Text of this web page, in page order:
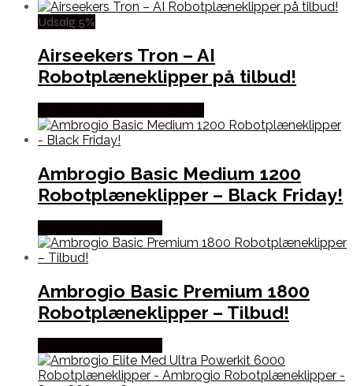
Udsalg 5%
Airseekers Tron – AI
Robotplæneklipper på tilbud!
Ambrogio Basic Medium 1200
Robotplæneklipper – Black Friday!
Ambrogio Basic Premium 1800
Robotplæneklipper – Tilbud!